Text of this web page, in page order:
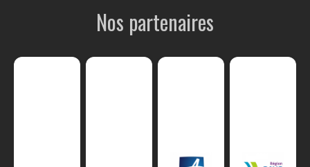
Nos partenaires